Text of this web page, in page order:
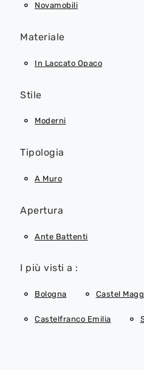
Novamobili
Materiale
In Laccato Opaco
Stile
Moderni
Tipologia
A Muro
Apertura
Ante Battenti
I più visti a :
Bologna Castel
Castelfranco Emilia